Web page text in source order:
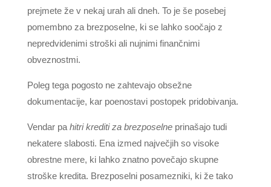
prejmete že v nekaj urah ali dneh. To je še posebej
pomembno za brezposelne, ki se lahko soočajo z
nepredvidenimi stroški ali nujnimi finančnimi
obveznostmi.
Poleg tega pogosto ne zahtevajo obsežne
dokumentacije, kar poenostavi postopek pridobivanja.
Vendar pa hitri krediti za brezposelneprinašajo tudi
nekatere slabosti. Ena izmed največjih so visoke
obrestne mere, ki lahko znatno povečajo skupne
stroške kredita. Brezposelni posamezniki, ki že tako